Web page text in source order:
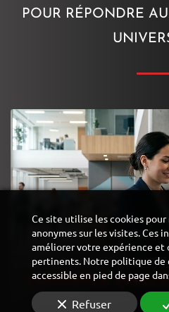
POUR RÉPONDRE
CONTRÔLE
Ce site utilise les cookies
anonymes sur les visites. Ces
améliorer votre expérience et
pertinents. Notre politique
accessible en pied de page
Refuser